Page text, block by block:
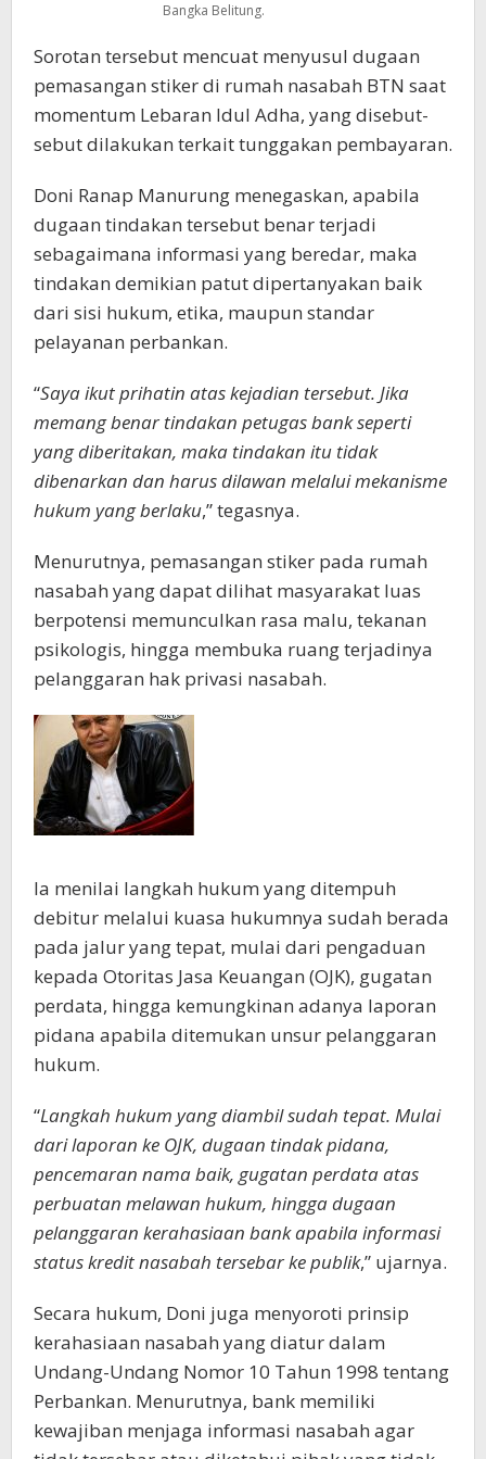
Bangka Belitung.
Sorotan tersebut mencuat menyusul dugaan
pemasangan stiker di rumah nasabah BTN saat
momentum Lebaran Idul Adha, yang disebut-
sebut dilakukan terkait tunggakan pembayaran.
Doni Ranap Manurung menegaskan, apabila
dugaan tindakan tersebut benar terjadi
sebagaimana informasi yang beredar, maka
tindakan demikian patut dipertanyakan baik
dari sisi hukum, etika, maupun standar
pelayanan perbankan.
“Saya ikut prihatin atas kejadian tersebut. Jika
memang benar tindakan petugas bank seperti
yang diberitakan, maka tindakan itu tidak
dibenarkan dan harus dilawan melalui mekanisme
hukum yang berlaku,” tegasnya.
Menurutnya, pemasangan stiker pada rumah
nasabah yang dapat dilihat masyarakat luas
berpotensi memunculkan rasa malu, tekanan
psikologis, hingga membuka ruang terjadinya
pelanggaran hak privasi nasabah.
Ia menilai langkah hukum yang ditempuh
debitur melalui kuasa hukumnya sudah berada
pada jalur yang tepat, mulai dari pengaduan
kepada Otoritas Jasa Keuangan (OJK), gugatan
perdata, hingga kemungkinan adanya laporan
pidana apabila ditemukan unsur pelanggaran
hukum.
“Langkah hukum yang diambil sudah tepat. Mulai
dari laporan ke OJK, dugaan tindak pidana,
pencemaran nama baik, gugatan perdata atas
perbuatan melawan hukum, hingga dugaan
pelanggaran kerahasiaan bank apabila informasi
status kredit nasabah tersebar ke publik,” ujarnya.
Secara hukum, Doni juga menyoroti prinsip
kerahasiaan nasabah yang diatur dalam
Undang-Undang Nomor 10 Tahun 1998 tentang
Perbankan. Menurutnya, bank memiliki
kewajiban menjaga informasi nasabah agar